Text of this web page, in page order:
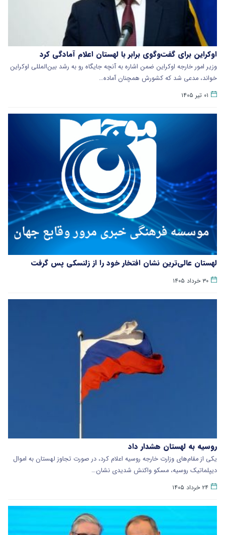
اوکراین برای گفت‌وگوی برابر با لهستان اعلام آمادگی کرد
وزیر امور خارجه اوکراین ضمن اشاره به آنچه جایگاه رو به رشد بین‌المللی اوکراین
خواند، مدعی شد که کشورش همچنان آماده…
۰۱ تیر ۱۴۰۵
لهستان عالی‌ترین نشان افتخار خود را از زلنسکی پس گرفت
۳۰ خرداد ۱۴۰۵
روسیه به لهستان هشدار داد
یکی از مقام‌های وزارت خارجه روسیه اعلام کرد، در صورت تجاوز لهستان به اموال
دیپلماتیک روسیه، مسکو واکنش شدیدی نشان…
۲۴ خرداد ۱۴۰۵